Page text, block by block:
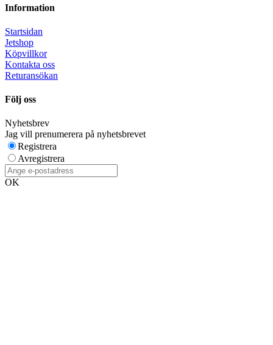
Information
Startsidan
Jetshop
Köpvillkor
Kontakta oss
Returansökan
Följ oss
Nyhetsbrev
Jag vill prenumerera på nyhetsbrevet
Registrera
Avregistrera
OK